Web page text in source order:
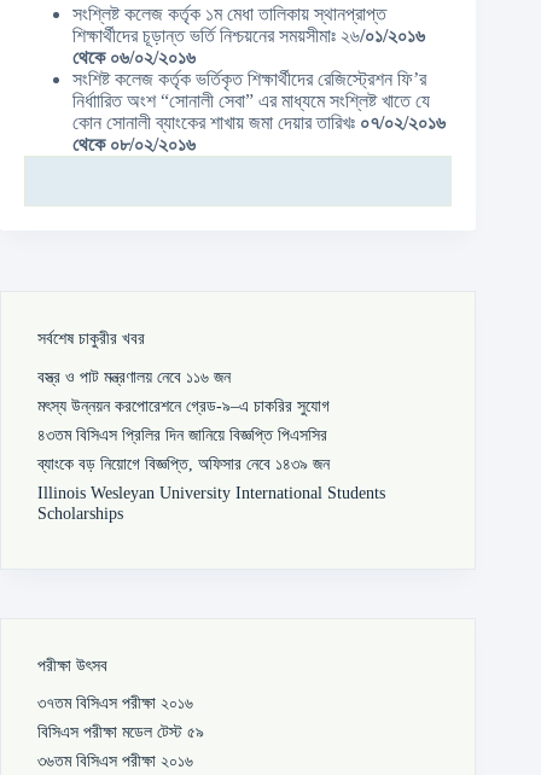
সংশ্লিষ্ট কলেজ কর্তৃক ১ম মেধা তালিকায় স্থানপ্রাপ্ত
শিক্ষার্থীদের চূড়ান্ত ভর্তি নিশ্চয়নের সময়সীমাঃ ২৬/০১/২০১৬
থেকে ০৬/০২/২০১৬
সংশিষ্ট কলেজ কর্তৃক ভর্তিকৃত শিক্ষার্থীদের রেজিস্ট্রেশন ফি’র
নির্ধাারিত অংশ “সোনালী সেবা” এর মাধ্যমে সংশ্লিষ্ট খাতে যে
কোন সোনালী ব্যাংকের শাখায় জমা দেয়ার তারিখঃ ০৭/০২/২০১৬
থেকে ০৮/০২/২০১৬
সর্বশেষ চাকুরীর খবর
বস্ত্র ও পাট মন্ত্রণালয় নেবে ১১৬ জন
মৎস্য উন্নয়ন করপোরেশনে গ্রেড-৯–এ চাকরির সুযোগ
৪৩তম বিসিএস প্রিলির দিন জানিয়ে বিজ্ঞপ্তি পিএসসির
ব্যাংকে বড় নিয়োগে বিজ্ঞপ্তি, অফিসার নেবে ১৪৩৯ জন
Illinois Wesleyan University International Students
Scholarships
পরীক্ষা উৎসব
৩৭তম বিসিএস পরীক্ষা ২০১৬
বিসিএস পরীক্ষা মডেল টেস্ট ৫৯
৩৬তম বিসিএস পরীক্ষা ২০১৬